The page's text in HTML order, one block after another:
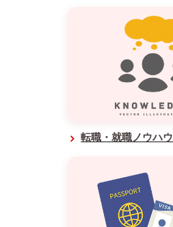
転職・就職ノウハウ